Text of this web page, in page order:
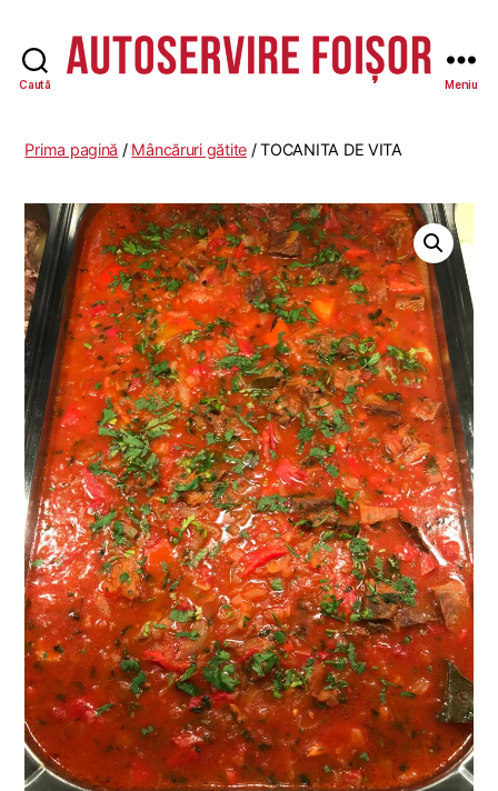
Caută
-
Meniu
Prima pagină / Mâncăruri gătite / TOCANITA DE VITA